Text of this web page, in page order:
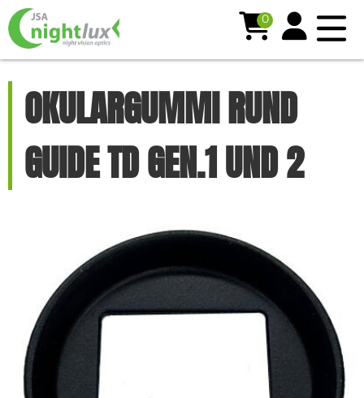
0
OKULARGUMMI RUND
GUIDE TD GEN.1 UND 2